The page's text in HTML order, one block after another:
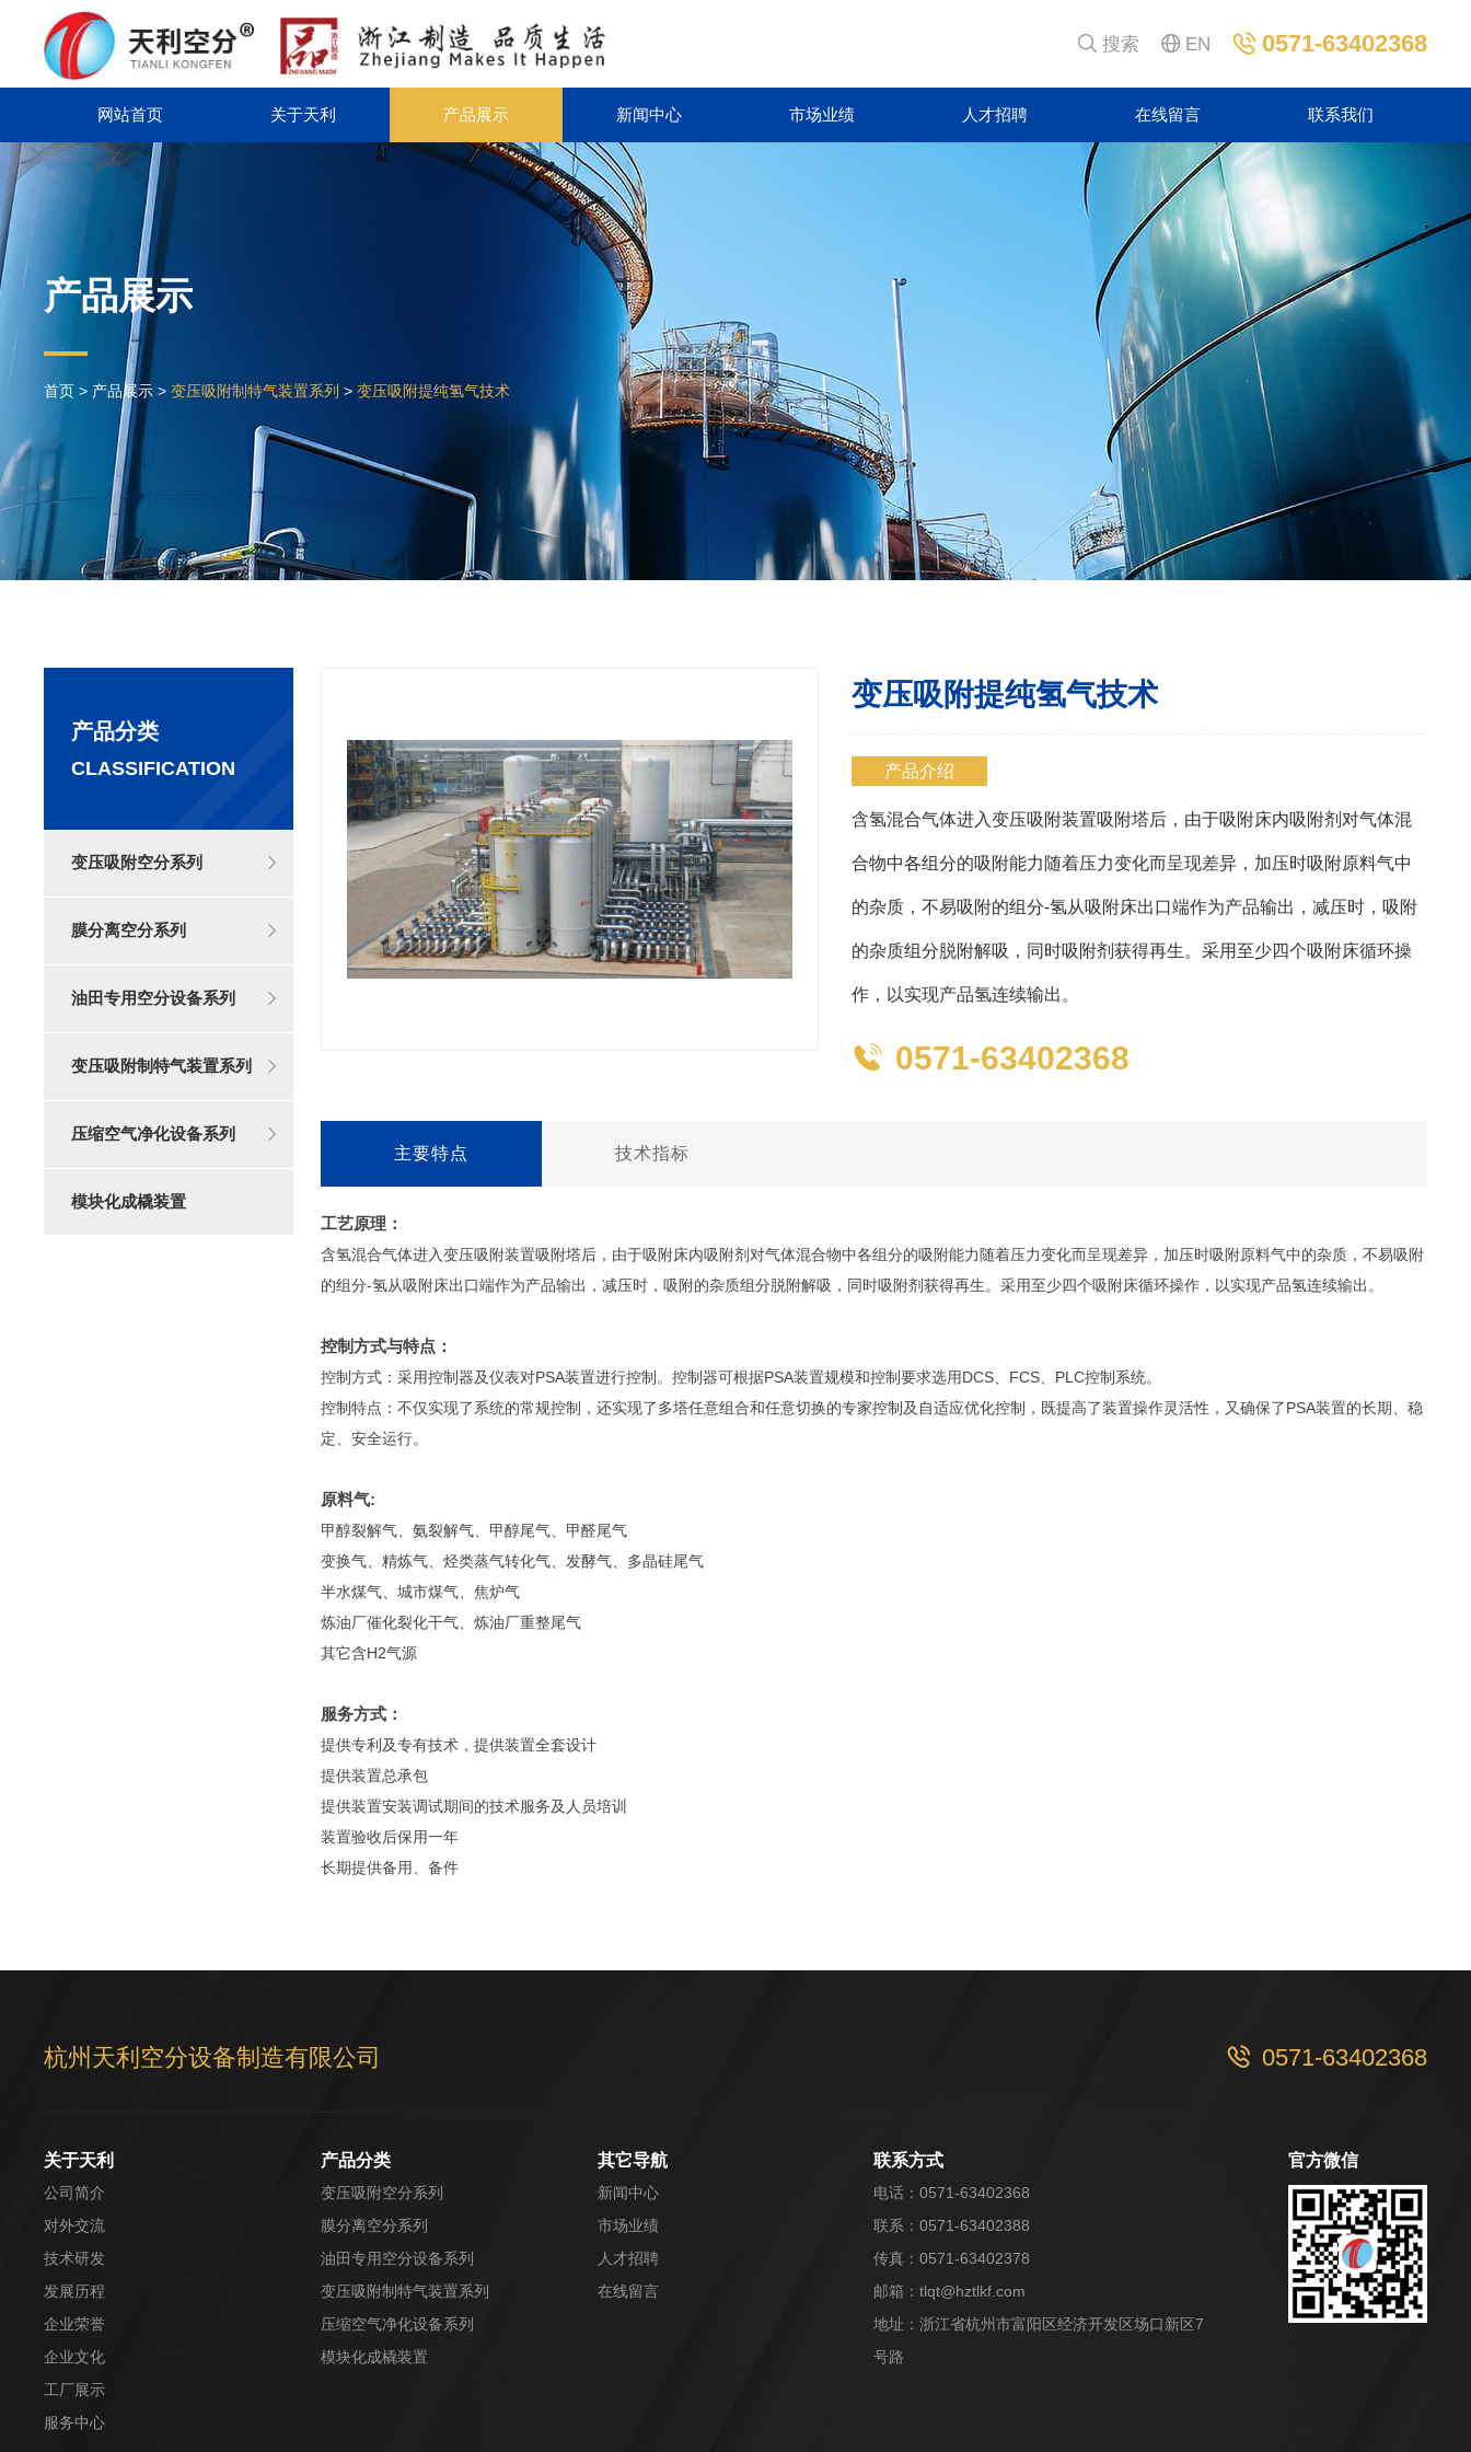
 0571-63402368
 EN
 搜索
网站首页 关于天利 产品展示 新闻中心 市场业绩 人才招聘 在线留言 联系我们
产品展示
首页 > 产品展示 >变压吸附制特气装置系列 >变压吸附提纯氢气技术
产品分类
CLASSIFICATION
变压吸附空分系列
膜分离空分系列
油田专用空分设备系列
变压吸附制特气装置系列
压缩空气净化设备系列
模块化成橇装置
变压吸附提纯氢气技术
产品介绍
含氢混合气体进入变压吸附装置吸附塔后，由于吸附床内吸附剂对气体混
合物中各组分的吸附能力随着压力变化而呈现差异，加压时吸附原料气中
的杂质，不易吸附的组分-氢从吸附床出口端作为产品输出，减压时，吸附
的杂质组分脱附解吸，同时吸附剂获得再生。采用至少四个吸附床循环操
作，以实现产品氢连续输出。
 0571-63402368
主要特点 技术指标
工艺原理：
含氢混合气体进入变压吸附装置吸附塔后，由于吸附床内吸附剂对气体混合物中各组分的吸附能力随着压力变化而呈现差异，加压时吸附原料气中的杂质，不易吸附
的组分-氢从吸附床出口端作为产品输出，减压时，吸附的杂质组分脱附解吸，同时吸附剂获得再生。采用至少四个吸附床循环操作，以实现产品氢连续输出。
控制方式与特点：
控制方式：采用控制器及仪表对PSA装置进行控制。控制器可根据PSA装置规模和控制要求选用DCS、FCS、PLC控制系统。
控制特点：不仅实现了系统的常规控制，还实现了多塔任意组合和任意切换的专家控制及自适应优化控制，既提高了装置操作灵活性，又确保了PSA装置的长期、稳
定、安全运行。
原料气:
甲醇裂解气、氨裂解气、甲醇尾气、甲醛尾气
变换气、精炼气、烃类蒸气转化气、发酵气、多晶硅尾气
半水煤气、城市煤气、焦炉气
炼油厂催化裂化干气、炼油厂重整尾气
其它含H2气源
服务方式：
提供专利及专有技术，提供装置全套设计
提供装置总承包
提供装置安装调试期间的技术服务及人员培训
装置验收后保用一年
长期提供备用、备件
杭州天利空分设备制造有限公司  0571-63402368
关于天利
公司简介
对外交流
技术研发
发展历程
企业荣誉
企业文化
工厂展示
服务中心
产品分类
变压吸附空分系列
膜分离空分系列
油田专用空分设备系列
变压吸附制特气装置系列
压缩空气净化设备系列
模块化成橇装置
其它导航
新闻中心
市场业绩
人才招聘
在线留言
联系方式
电话：0571-63402368
联系：0571-63402388
传真：0571-63402378
邮箱：tlqt@hztlkf.com
地址：浙江省杭州市富阳区经济开发区场口新区7
号路
官方微信